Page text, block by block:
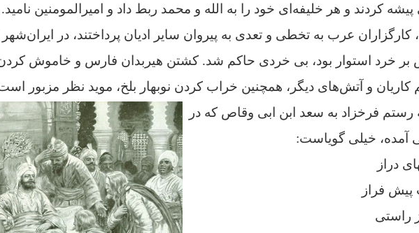
کردند و هر خلیفه‌ای خود را به الله و محمد ربط داد و امیرالمومنین نامید.
کارگزاران عرب به تخطی و تعدی به پیروان سایر ادیان پرداختند، در
بر خرد استوار بود، بی خردی حاکم شد. کشتن هیربدان فارس و خاموش
و آتش‌های دیگر، همچنین خراب کردن نوبهار بلخ، موید نظر مزبور
رستم فرخزاد به سعد ابن ابی وقاص که در
آمده، خیلی گویاست:
دراز
فراز
راستی